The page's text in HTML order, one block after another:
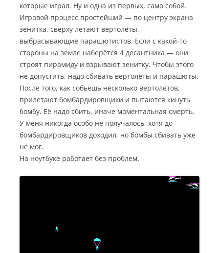
которые играл. Ну и одна из первых, само собой.
Игровой процесс простейший — по центру экрана
зенитка, сверху летают вертолёты,
выбрасывающие парашютистов. Если с какой-то
стороны на земле наберётся 4 десантника — они
строят пирамиду и взрывают зенитку. Чтобы этого
не допустить, надо сбивать вертолёты и парашюты.
После того, как собьёшь несколько вертолётов,
прилетают бомбардировщики и пытаются кинуть
бомбу. Её надо сбить, иначе моментальная смерть.
У меня никогда особо не получалось, хотя до
бомбардировщиков доходил, но бомбы сбивать уже
не мог.
На ноутбуке работает без проблем.